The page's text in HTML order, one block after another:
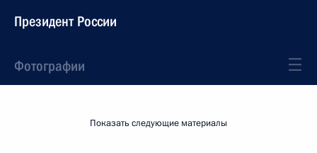
Президент России
Фотографии
Показать следующие материалы